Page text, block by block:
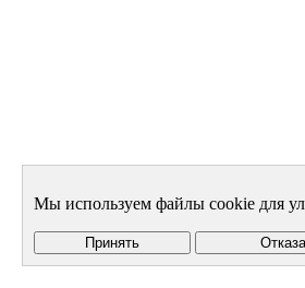
Мы используем файлы cookie для
Принять